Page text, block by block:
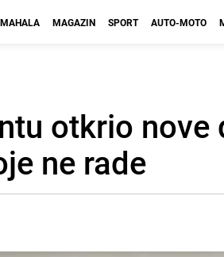
MAGAZIN SPORT AUTO-MOTO
otkrio nove
ne rade